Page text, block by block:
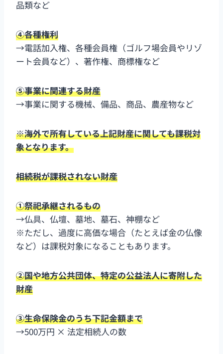
品類など
④各種権利
→電話加入権、各種会員権（ゴルフ場会員やリゾ
ート会員など）、著作権、商標権など
⑤事業に関連する財産
→事業に関する機械、備品、商品、農産物など
※海外で所有している上記財産に関しても課税対
象となります。
相続税が課税されない財産
①祭祀承継されるもの
→仏具、仏壇、墓地、墓石、神棚など
※ただし、過度に高価な場合（たとえば金の仏像
など）は課税対象になることもあります。
②国や地方公共団体、特定の公益法人に寄附した
財産
③生命保険金のうち下記金額まで
→500万円 × 法定相続人の数